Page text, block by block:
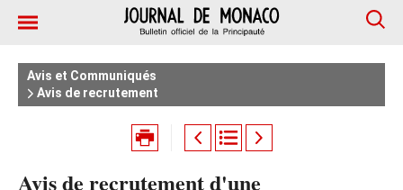
Avis et Communiqués
Avis de recrutement
Avis de recrutement d'une